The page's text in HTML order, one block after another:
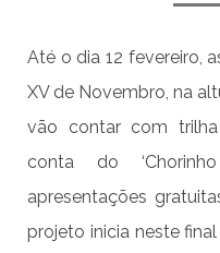
Até o dia 12 fevereiro,
XV de Novembro, na
vão contar com
conta do
apresentações
projeto inicia neste